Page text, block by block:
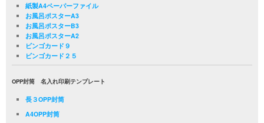
紙製A4ペーパーファイル
お風呂ポスターA3
お風呂ポスターB3
お風呂ポスターA2
ビンゴカード９
ビンゴカード２５
OPP封筒 名入れ印刷テンプレート
長３OPP封筒
A4OPP封筒